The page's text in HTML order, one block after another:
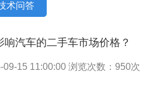
术问答
响汽车的二手车市场价格？
15 11:00:00 浏览次数： 950次